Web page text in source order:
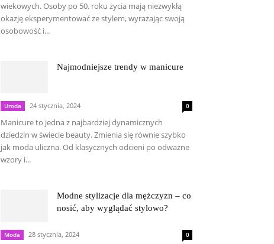
wiekowych. Osoby po 50. roku życia mają niezwykłą
okazję eksperymentować ze stylem, wyrażając swoją
osobowość i...
Najmodniejsze trendy w manicure
Uroda 24 stycznia, 2024 0
Manicure to jedna z najbardziej dynamicznych
dziedzin w świecie beauty. Zmienia się równie szybko
jak moda uliczna. Od klasycznych odcieni po odważne
wzory i...
Modne stylizacje dla mężczyzn – co
nosić, aby wyglądać stylowo?
Moda 28 stycznia, 2024 0